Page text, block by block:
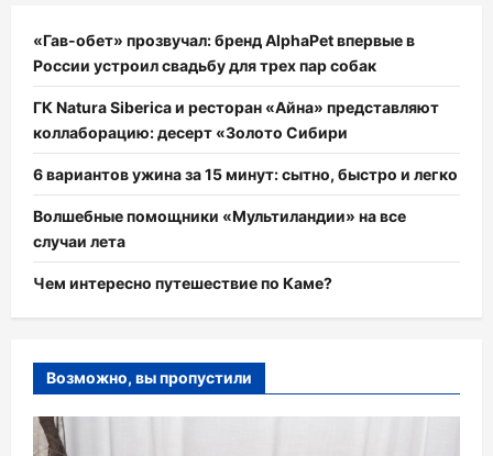
«Гав-обет» прозвучал: бренд AlphaPet впервые в
России устроил свадьбу для трех пар собак
ГК Natura Siberica и ресторан «Айна» представляют
коллаборацию: десерт «Золото Сибири
6 вариантов ужина за 15 минут: сытно, быстро и легко
Волшебные помощники «Мультиландии» на все
случаи лета
Чем интересно путешествие по Каме?
Возможно, вы пропустили